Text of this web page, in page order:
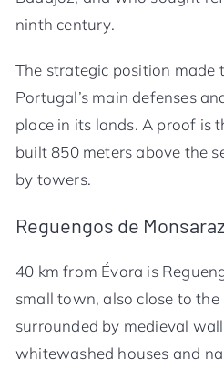
ninth century.
The strategic position made
Portugal’s main defenses
place in its lands. A proof is
built 850 meters above the
by towers.
Reguengos de Monsaraz
40 km from Évora is
small town, also close to the
surrounded by medieval
whitewashed houses and